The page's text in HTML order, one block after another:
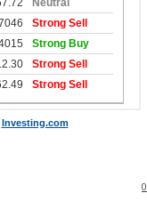
Investing.com
0